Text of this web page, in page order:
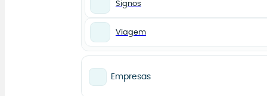
Signos
Viagem
Empresas